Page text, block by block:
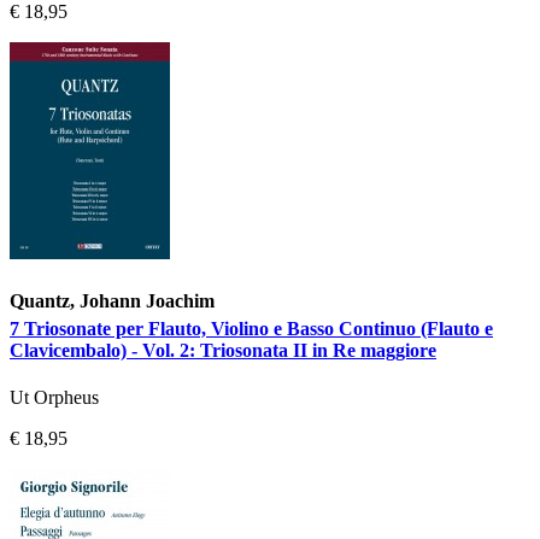
€ 18,95
Quantz, Johann Joachim
7 Triosonate per Flauto, Violino e Basso Continuo (Flauto e
Clavicembalo) - Vol. 2: Triosonata II in Re maggiore
Ut Orpheus
€ 18,95